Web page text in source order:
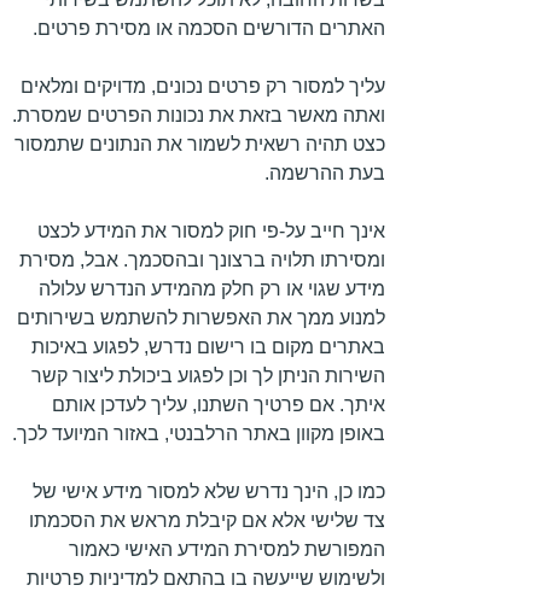
האתרים הדורשים הסכמה או מסירת פרטים.
עליך למסור רק פרטים נכונים, מדויקים ומלאים
ואתה מאשר בזאת את נכונות הפרטים שמסרת.
כצט תהיה רשאית לשמור את הנתונים שתמסור
בעת ההרשמה.
אינך חייב על-פי חוק למסור את המידע לכצט
ומסירתו תלויה ברצונך ובהסכמך. אבל, מסירת
מידע שגוי או רק חלק מהמידע הנדרש עלולה
למנוע ממך את האפשרות להשתמש בשירותים
באתרים מקום בו רישום נדרש, לפגוע באיכות
השירות הניתן לך וכן לפגוע ביכולת ליצור קשר
איתך. אם פרטיך השתנו, עליך לעדכן אותם
באופן מקוון באתר הרלבנטי, באזור המיועד לכך.
כמו כן, הינך נדרש שלא למסור מידע אישי של
צד שלישי אלא אם קיבלת מראש את הסכמתו
המפורשת למסירת המידע האישי כאמור
ולשימוש שייעשה בו בהתאם למדיניות פרטיות